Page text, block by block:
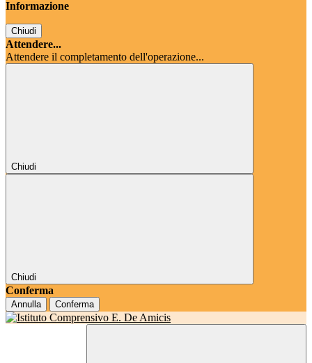
Informazione
Chiudi
Attendere...
Attendere il completamento dell'operazione...
Chiudi
Chiudi
Conferma
Annulla Conferma